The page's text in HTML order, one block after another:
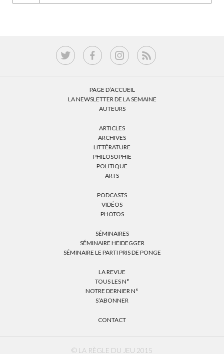
PAGE D’ACCUEIL
LA NEWSLETTER DE LA SEMAINE
AUTEURS
ARTICLES
ARCHIVES
LITTÉRATURE
PHILOSOPHIE
POLITIQUE
ARTS
PODCASTS
VIDÉOS
PHOTOS
SÉMINAIRES
SÉMINAIRE HEIDEGGER
SÉMINAIRE LE PARTI PRIS DE PONGE
LA REVUE
TOUS LES N°
NOTRE DERNIER N°
S’ABONNER
CONTACT
© LA RÈGLE DU JEU 2015